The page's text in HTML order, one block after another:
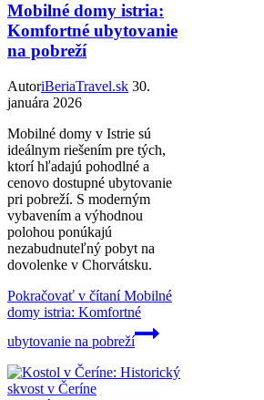
Mobilné domy istria:
Komfortné ubytovanie
na pobreží
AutoriBeriaTravel.sk 30.
januára 2026
Mobilné domy v Istrie sú
ideálnym riešením pre tých,
ktorí hľadajú pohodlné a
cenovo dostupné ubytovanie
pri pobreží. S moderným
vybavením a výhodnou
polohou ponúkajú
nezabudnuteľný pobyt na
dovolenke v Chorvátsku.
Pokračovať v čítaníMobilné
domy istria: Komfortné
ubytovanie na pobreží